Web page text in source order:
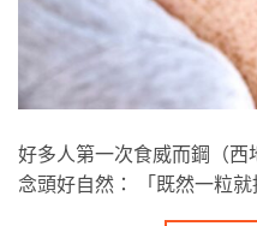
好多人第一次食威而鋼（西
念頭好自然： 「既然一粒